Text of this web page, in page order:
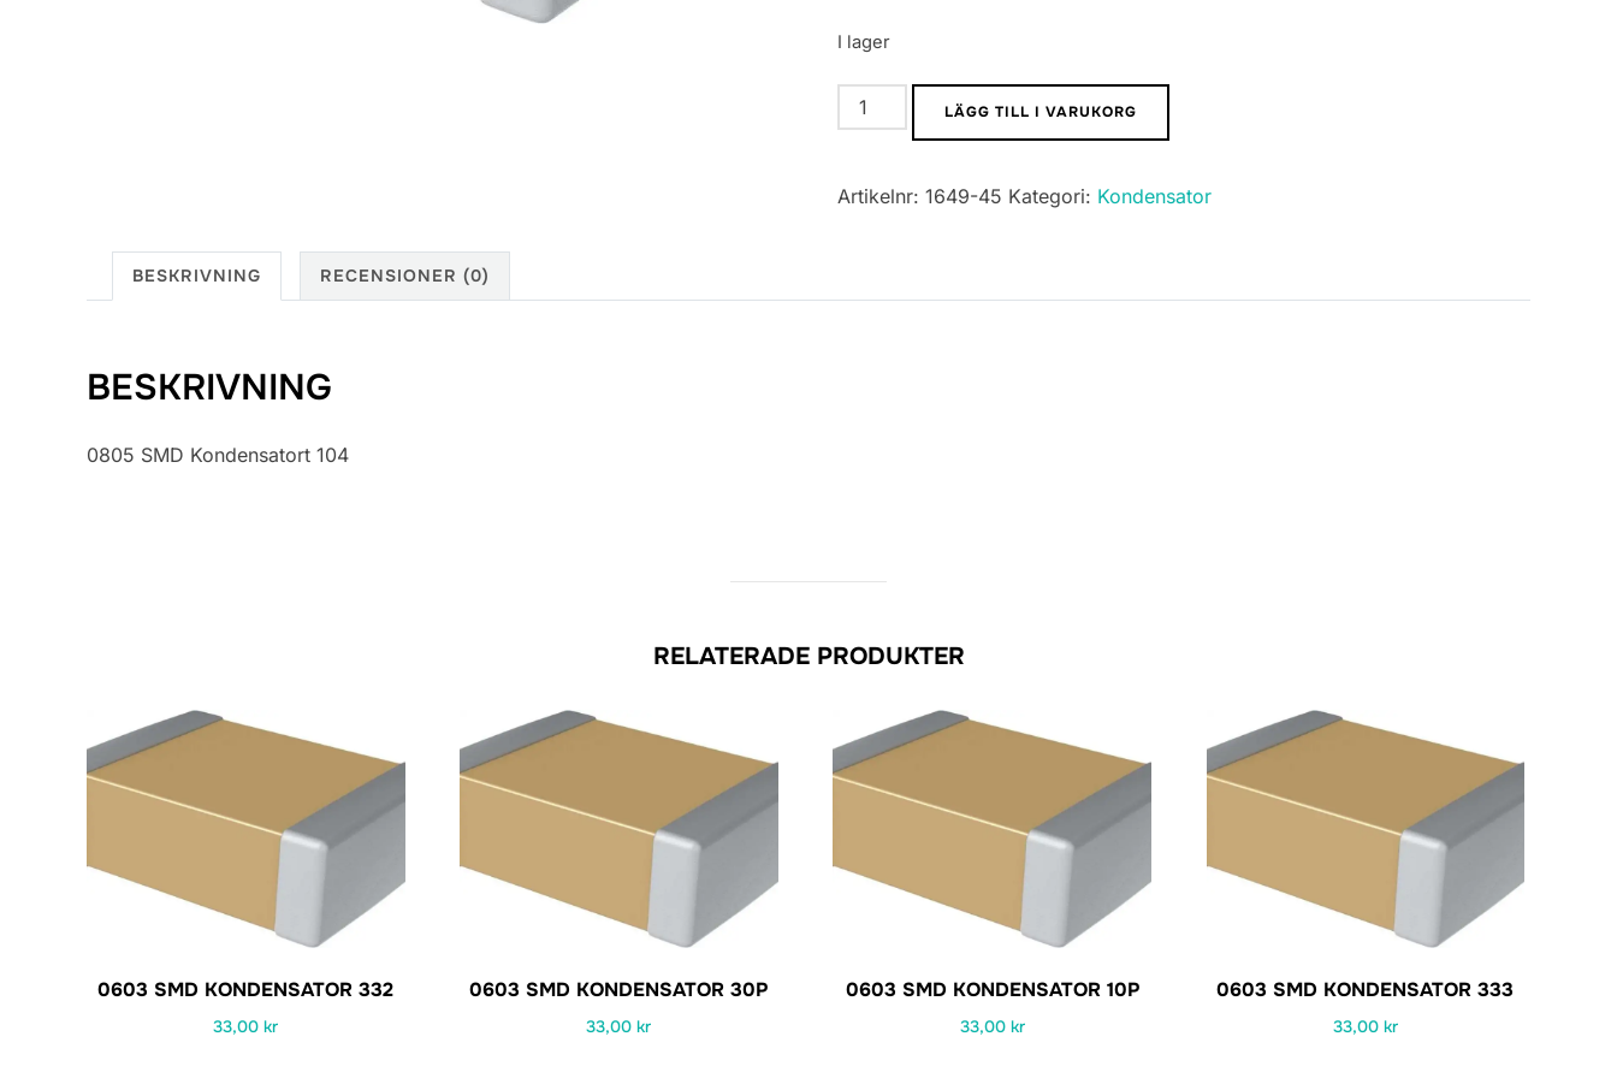
I lager
0805
SMD
104
LÄGG TILL I VARUKORG
Artikelnr: 1649-45 Kategori: Kondensator
BESKRIVNING RECENSIONER (0)
BESKRIVNING
0805 SMD Kondensatort 104
RELATERADE PRODUKTER
0603 SMD KONDENSATOR 332
33,00kr
0603 SMD KONDENSATOR 30P
33,00kr
0603 SMD KONDENSATOR 10P
33,00 kr
0603 SMD KONDENSATOR 333
33,00 kr